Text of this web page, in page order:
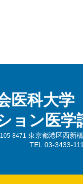
医科大学
ョン医学
8471
東京都港区西新
TEL 03-3433-